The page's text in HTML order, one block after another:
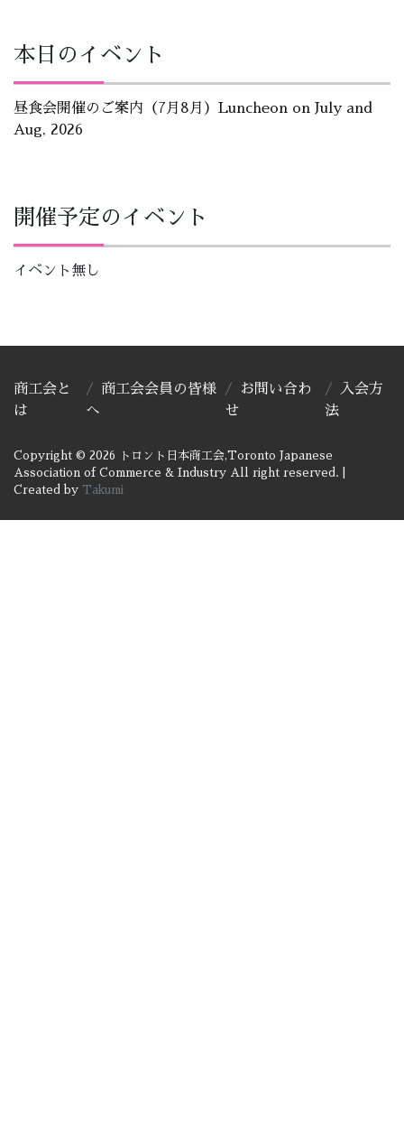
本日のイベント
昼食会開催のご案内（7月8月）Luncheon on July and
Aug, 2026
開催予定のイベント
イベント無し
Copyright © 2026 トロント日本商工会,Toronto Japanese
Association of Commerce & Industry All right reserved.
Created by Takumi
商工会と
は
商工会会員の皆様
へ
お問い合わ
せ
入会方
法